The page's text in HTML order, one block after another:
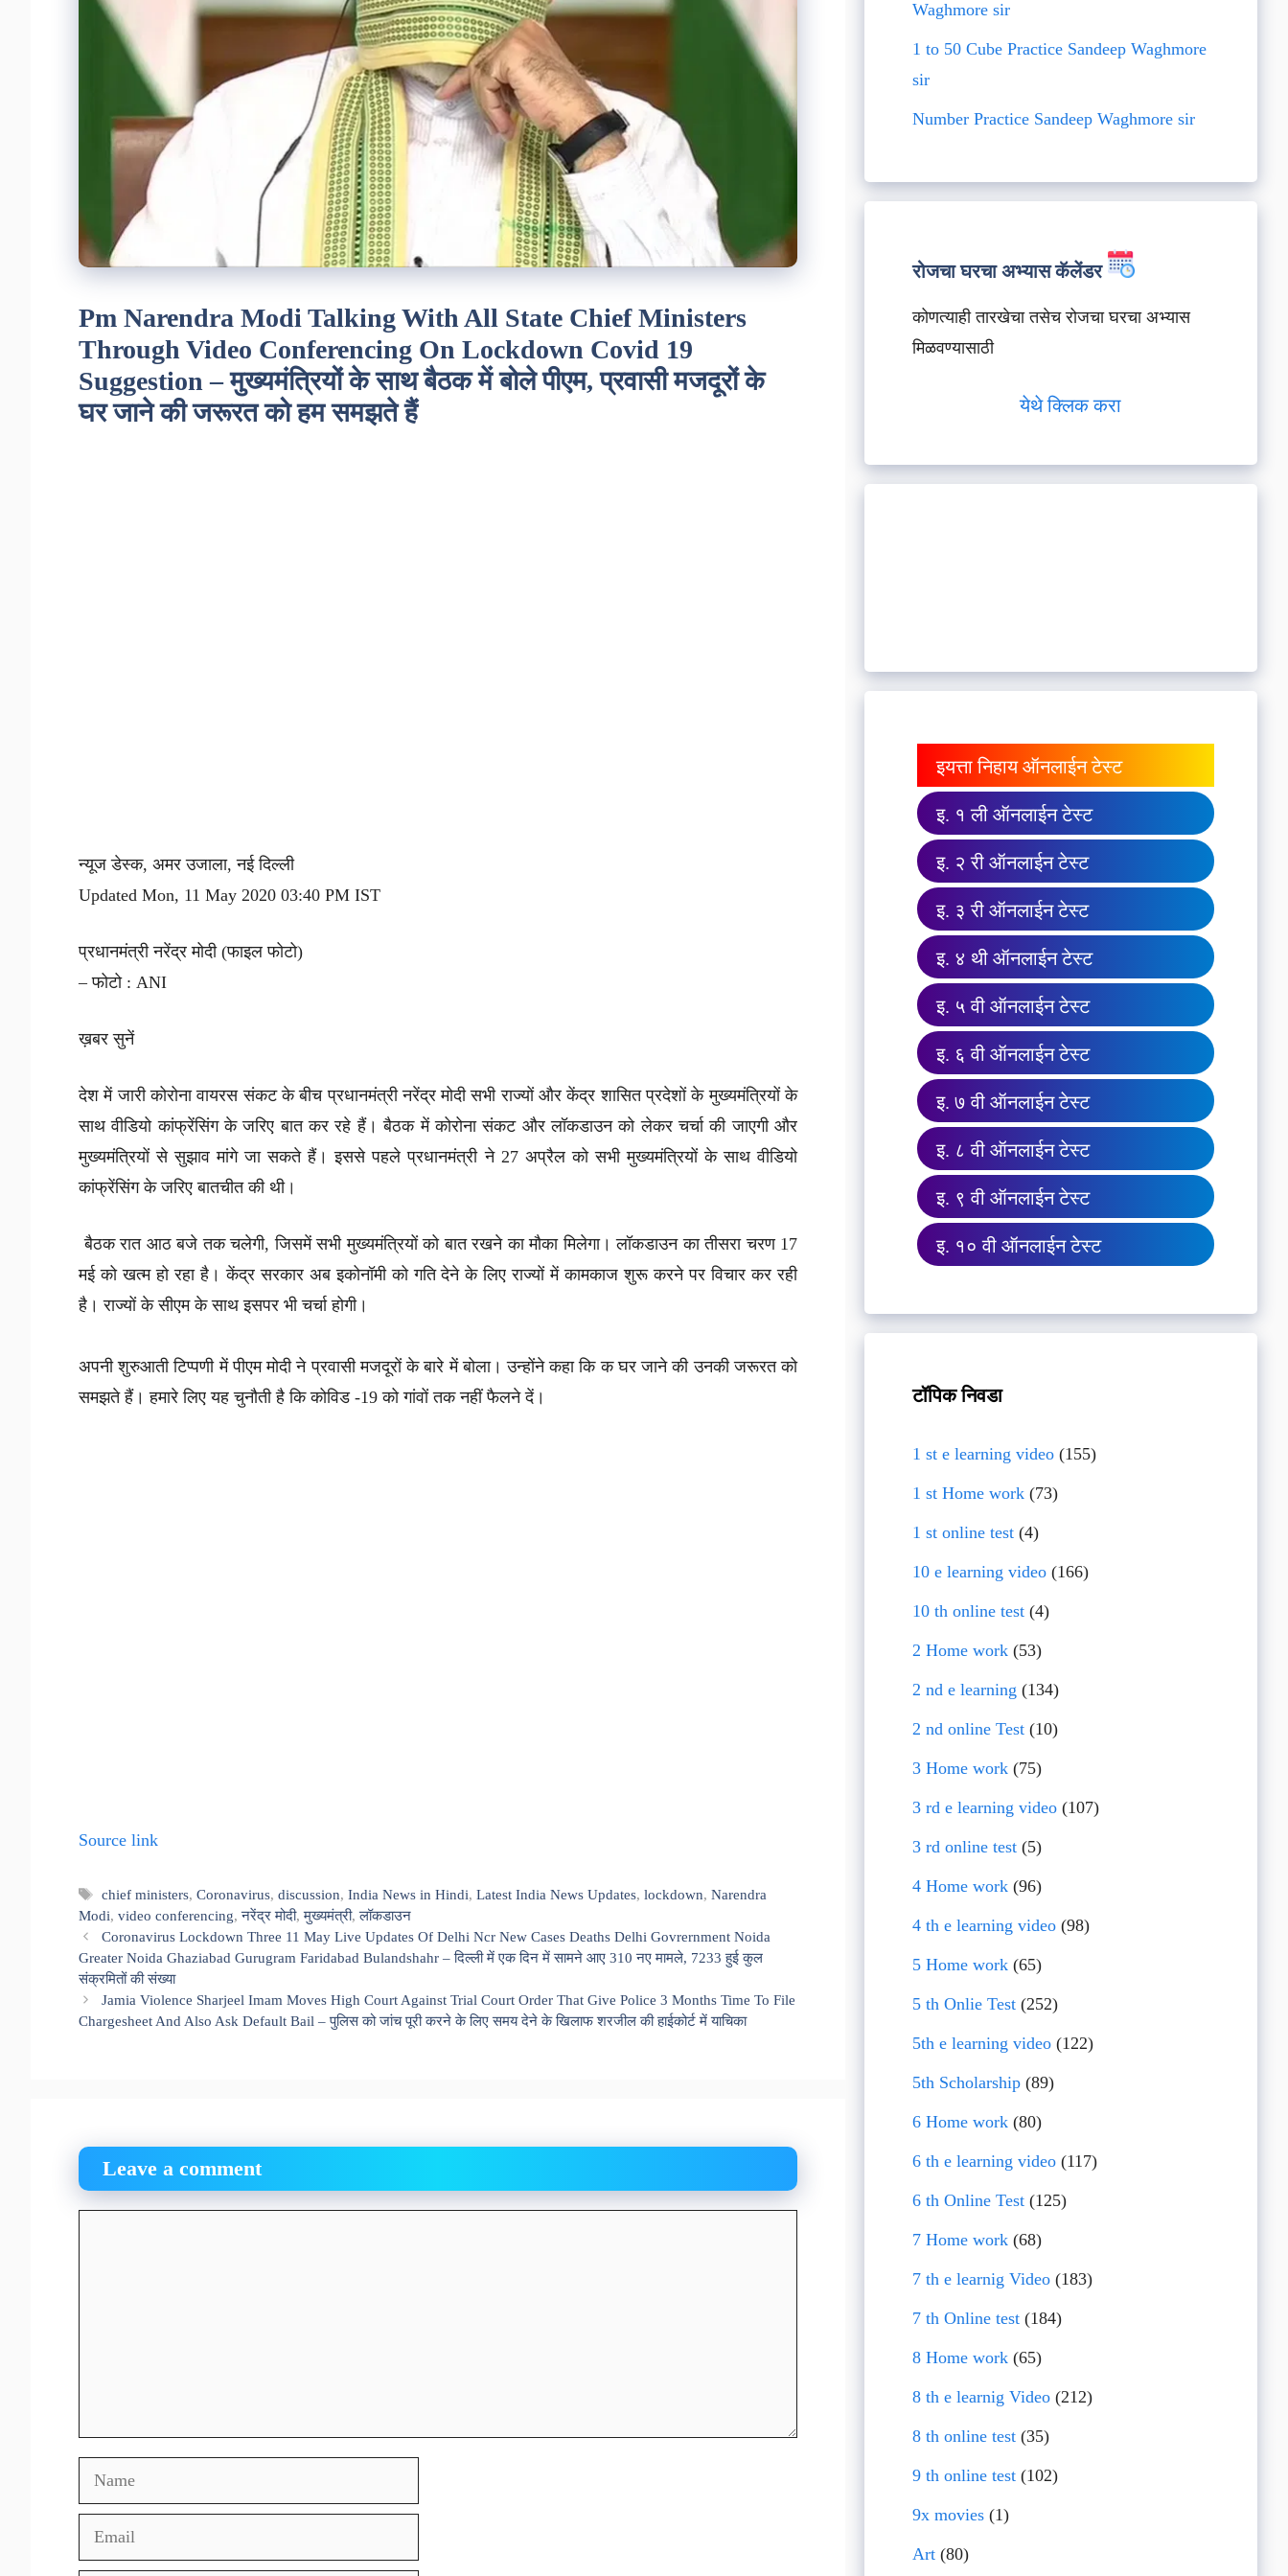
Pm Narendra Modi Talking With All State Chief Ministers
Through Video Conferencing On Lockdown Covid 19
Suggestion – मुख्यमंत्रियों के साथ बैठक में बोले पीएम, प्रवासी मजदूरों के
घर जाने की जरूरत को हम समझते हैं
न्यूज डेस्क, अमर उजाला, नई दिल्ली
Updated Mon, 11 May 2020 03:40 PM IST
प्रधानमंत्री नरेंद्र मोदी (फाइल फोटो)
– फोटो : ANI
ख़बर सुनें
देश में जारी कोरोना वायरस संकट के बीच प्रधानमंत्री नरेंद्र मोदी सभी राज्यों और केंद्र शासित प्रदेशों के मुख्यमंत्रियों के
साथ वीडियो कांफ्रेंसिंग के जरिए बात कर रहे हैं। बैठक में कोरोना संकट और लॉकडाउन को लेकर चर्चा की जाएगी और
मुख्यमंत्रियों से सुझाव मांगे जा सकते हैं। इससे पहले प्रधानमंत्री ने 27 अप्रैल को सभी मुख्यमंत्रियों के साथ वीडियो
कांफ्रेंसिंग के जरिए बातचीत की थी।
बैठक रात आठ बजे तक चलेगी, जिसमें सभी मुख्यमंत्रियों को बात रखने का मौका मिलेगा। लॉकडाउन का तीसरा चरण 17
मई को खत्म हो रहा है। केंद्र सरकार अब इकोनॉमी को गति देने के लिए राज्यों में कामकाज शुरू करने पर विचार कर रही
है। राज्यों के सीएम के साथ इसपर भी चर्चा होगी।
अपनी शुरुआती टिप्पणी में पीएम मोदी ने प्रवासी मजदूरों के बारे में बोला। उन्होंने कहा कि क घर जाने की उनकी जरूरत को
समझते हैं। हमारे लिए यह चुनौती है कि कोविड -19 को गांवों तक नहीं फैलने दें।
Source link
Tags
chief ministers,Coronavirus,discussion,India News in Hindi,Latest India News Updates,lockdown,Narendra
Modi, video conferencing,नरेंद्र मोदी,मुख्यमंत्री,लॉकडाउन
Coronavirus Lockdown Three 11 May Live Updates Of Delhi Ncr New Cases Deaths Delhi Govrernment Noida
Greater Noida Ghaziabad Gurugram Faridabad Bulandshahr – दिल्ली में एक दिन में सामने आए 310 नए मामले, 7233 हुई कुल
संक्रमितों की संख्या
Jamia Violence Sharjeel Imam Moves High Court Against Trial Court Order That Give Police 3 Months Time To File
Chargesheet And Also Ask Default Bail – पुलिस को जांच पूरी करने के लिए समय देने के खिलाफ शरजील की हाईकोर्ट में याचिका
Leave a comment
Name
Email
Waghmore sir
1 to 50 Cube Practice Sandeep Waghmore
sir
Number Practice Sandeep Waghmore sir
रोजचा घरचा अभ्यास कॅलेंडर
कोणत्याही तारखेचा तसेच रोजचा घरचा अभ्यास
मिळवण्यासाठी
येथे क्लिक करा
इयत्ता निहाय ऑनलाईन टेस्ट
इ. १ ली ऑनलाईन टेस्ट
इ. २ री ऑनलाईन टेस्ट
इ. ३ री ऑनलाईन टेस्ट
इ. ४ थी ऑनलाईन टेस्ट
इ. ५ वी ऑनलाईन टेस्ट
इ. ६ वी ऑनलाईन टेस्ट
इ. ७ वी ऑनलाईन टेस्ट
इ. ८ वी ऑनलाईन टेस्ट
इ. ९ वी ऑनलाईन टेस्ट
इ. १० वी ऑनलाईन टेस्ट
टॉपिक निवडा
1 st e learning video (155)
1 st Home work (73)
1 st online test (4)
10 e learning video (166)
10 th online test (4)
2 Home work (53)
2 nd e learning (134)
2 nd online Test (10)
3 Home work (75)
3 rd e learning video (107)
3 rd online test (5)
4 Home work (96)
4 th e learning video (98)
5 Home work (65)
5 th Onlie Test (252)
5th e learning video (122)
5th Scholarship (89)
6 Home work (80)
6 th e learning video (117)
6 th Online Test (125)
7 Home work (68)
7 th e learnig Video (183)
7 th Online test (184)
8 Home work (65)
8 th e learnig Video (212)
8 th online test (35)
9 th online test (102)
9x movies (1)
Art (80)